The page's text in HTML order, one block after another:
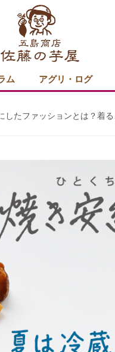
ム アグリ・ログ
たファッションとは？着